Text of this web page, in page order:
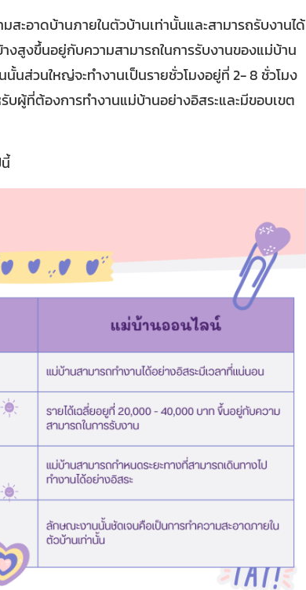
ะอาดบ้านภายในตัวบ้านเท่านั้นและสามารถรับงานได้
งสูงขึ้นอยู่กับความสามารถในการรับงานของแม่บ้าน
นส่วนใหญ่จะทำงานเป็นรายชั่วโมงอยู่ที่ 2- 8 ชั่วโมง
บผู้ที่ต้องการทำงานแม่บ้านอย่างอิสระและมีขอบเขต